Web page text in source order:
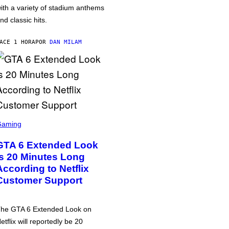
a variety of stadium anthems
classic hits.
1 HORAPOR DAN MILAM
6 Extended Look
20 Minutes Long
to Netflix
Support
GTA 6 Extended Look on
will reportedly be 20